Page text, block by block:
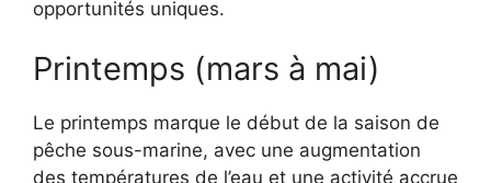
opportunités uniques.
Printemps (mars à mai)
Le printemps marque le début de la saison de
pêche sous-marine, avec une augmentation
des températures de l’eau et une activité accrue